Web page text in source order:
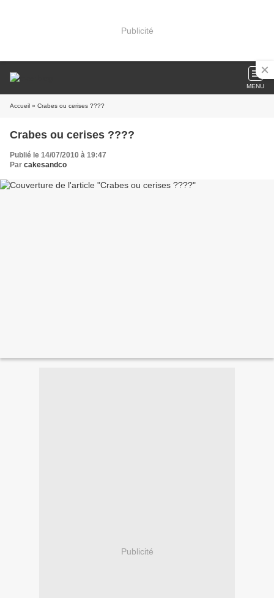
Publicité
MENU
Accueil » Crabes ou cerises ????
Crabes ou cerises ????
Publié le 14/07/2010 à 19:47
Par cakesandco
Publicité